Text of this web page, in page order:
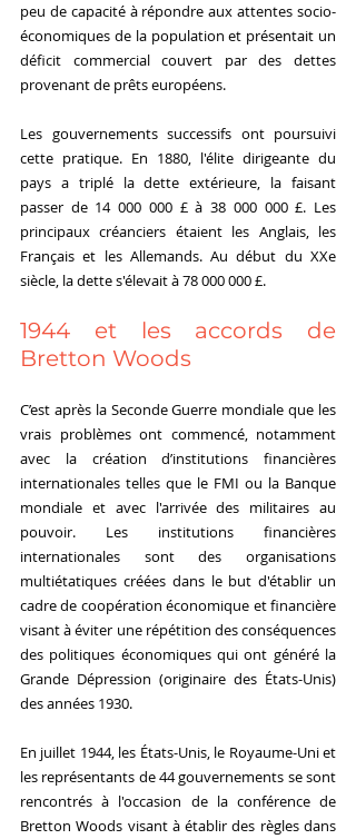
peu de capacité à répondre aux attentes socio-
économiques de la population et présentait un
déficit commercial couvert par des dettes
provenant de prêts européens.
Les gouvernements successifs ont poursuivi
cette pratique. En 1880, l'élite dirigeante du
pays a triplé la dette extérieure, la faisant
passer de 14 000 000 £ à 38 000 000 £. Les
principaux créanciers étaient les Anglais, les
Français et les Allemands. Au début du XXe
siècle, la dette s'élevait à 78 000 000 £.
1944 et les accords de
Bretton Woods
C’est après la Seconde Guerre mondiale que les
vrais problèmes ont commencé, notamment
avec la création d’institutions financières
internationales telles que le FMI ou la Banque
mondiale et avec l'arrivée des militaires au
pouvoir. Les institutions financières
internationales sont des organisations
multiétatiques créées dans le but d'établir un
cadre de coopération économique et financière
visant à éviter une répétition des conséquences
des politiques économiques qui ont généré la
Grande Dépression (originaire des États-Unis)
des années 1930.
En juillet 1944, les États-Unis, le Royaume-Uni et
les représentants de 44 gouvernements se sont
rencontrés à l'occasion de la conférence de
Bretton Woods visant à établir des règles dans